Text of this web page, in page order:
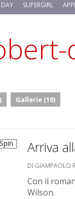
DAY SUPERGIRL
Gallerie (10)
Arriva
DI GIAMPAOLO
Con il
Wilson.